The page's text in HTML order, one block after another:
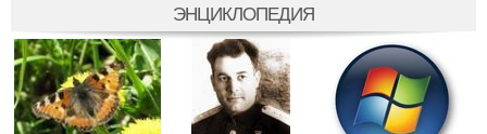
ЭНЦИКЛОПЕДИЯ